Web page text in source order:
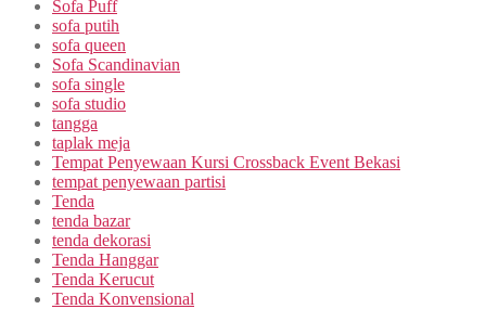
Sofa Puff
sofa putih
sofa queen
Sofa Scandinavian
sofa single
sofa studio
tangga
taplak meja
Tempat Penyewaan Kursi Crossback Event Bekasi
tempat penyewaan partisi
Tenda
tenda bazar
tenda dekorasi
Tenda Hanggar
Tenda Kerucut
Tenda Konvensional